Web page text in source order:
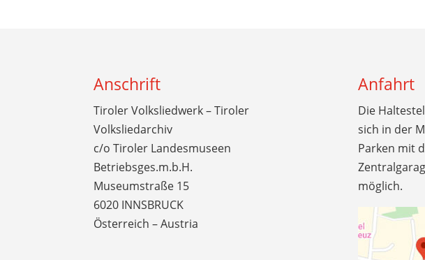
Anschrift
Tiroler Volksliedwerk – Tiroler
Volksliedarchiv
c/o Tiroler Landesmuseen
Betriebsges.m.b.H.
Museumstraße 15
6020 INNSBRUCK
Österreich – Austria
Anfahrt
Die
sich in der
Parken mit
möglich.